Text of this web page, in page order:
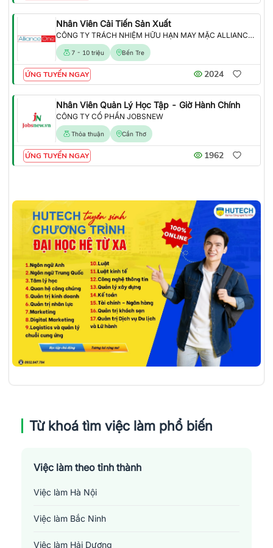
Nhân Viên Cải Tiến Sản Xuất
CÔNG TY TRÁCH NHIỆM HỮU HẠN MAY MẶC ALLIANCE ONE
7 - 10 triệu Bến Tre
ỨNG TUYỂN NGAY 2024
Nhân Viên Quản Lý Học Tập - Giờ Hành Chính
CÔNG TY CỔ PHẦN JOBSNEW
Thỏa thuận Cần Thơ
ỨNG TUYỂN NGAY 1962
Từ khoá tìm việc làm phổ biến
Việc làm theo tỉnh thành
Việc làm Hà Nội
Việc làm Bắc Ninh
Việc làm Hải Dương